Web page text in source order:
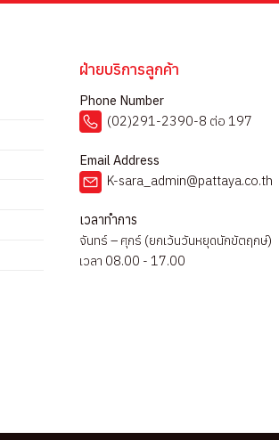
ฝ่ายบริการลูกค้า
Phone Number
(02)291-2390-8 ต่อ 197
Email Address
K-sara_admin@pattaya.co.th
เวลาทำการ
จันทร์ – ศุกร์ (ยกเว้นวันหยุดนักขัตฤกษ์)
เวลา 08.00 - 17.00